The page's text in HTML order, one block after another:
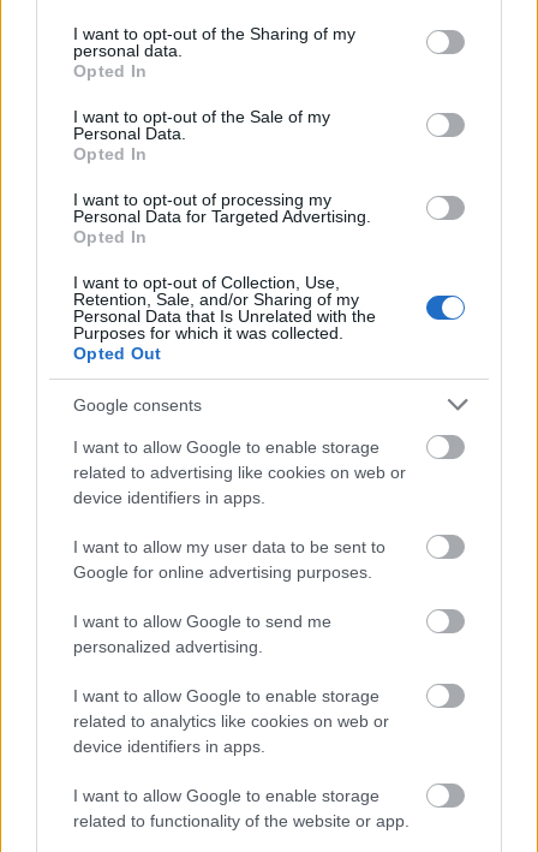
not limited to your visit or usage behaviour. You may click to
grant or deny consent to Google and its third-party tags to
use your data for below specified purposes in below Google
consent section.
I want to opt-out of the Sharing of my
personal data.
Opted In
I want to opt-out of the Sale of my
Personal Data.
Opted In
I want to opt-out of processing my
Personal Data for Targeted Advertising.
Opted In
I want to opt-out of Collection, Use,
Retention, Sale, and/or Sharing of my
Personal Data that Is Unrelated with the
Purposes for which it was collected.
Opted Out
Google consents
I want to allow Google to enable storage
related to advertising like cookies on web or
device identifiers in apps.
I want to allow my user data to be sent to
Google for online advertising purposes.
I want to allow Google to send me
personalized advertising.
I want to allow Google to enable storage
related to analytics like cookies on web or
device identifiers in apps.
I want to allow Google to enable storage
related to functionality of the website or app.
Szólj hozzá!
VAGY
SzZoole
5 éve
Jaj, már megint elszomorodtam ezeken a szívszorító
történeteken, nincs itt egy csihologus szakember,
sirhatnékom támadt , sirok
Golf2
5 éve
Szegény Danni és a többi utazgató,rémes lehet
1helyben pár hétig...Mit csinálnának a sitten?